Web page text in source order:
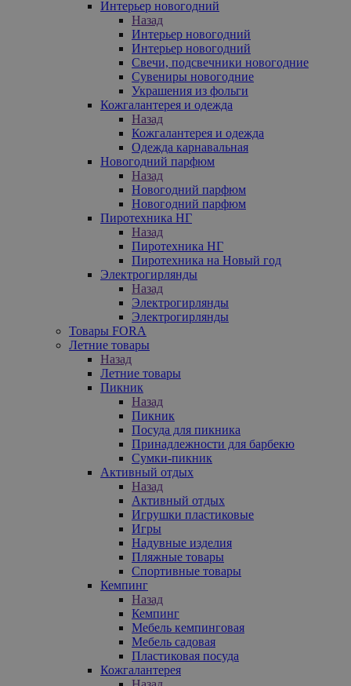
Интерьер новогодний
Назад
Интерьер новогодний
Интерьер новогодний
Свечи, подсвечники новогодние
Сувениры новогодние
Украшения из фольги
Кожгалантерея и одежда
Назад
Кожгалантерея и одежда
Одежда карнавальная
Новогодний парфюм
Назад
Новогодний парфюм
Новогодний парфюм
Пиротехника НГ
Назад
Пиротехника НГ
Пиротехника на Новый год
Электрогирлянды
Назад
Электрогирлянды
Электрогирлянды
Товары FORA
Летние товары
Назад
Летние товары
Пикник
Назад
Пикник
Посуда для пикника
Принадлежности для барбекю
Сумки-пикник
Активный отдых
Назад
Активный отдых
Игрушки пластиковые
Игры
Надувные изделия
Пляжные товары
Спортивные товары
Кемпинг
Назад
Кемпинг
Мебель кемпинговая
Мебель садовая
Пластиковая посуда
Кожгалантерея